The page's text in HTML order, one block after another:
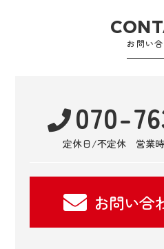
お問い
070-
定休日/不定休 営業時
お問い合